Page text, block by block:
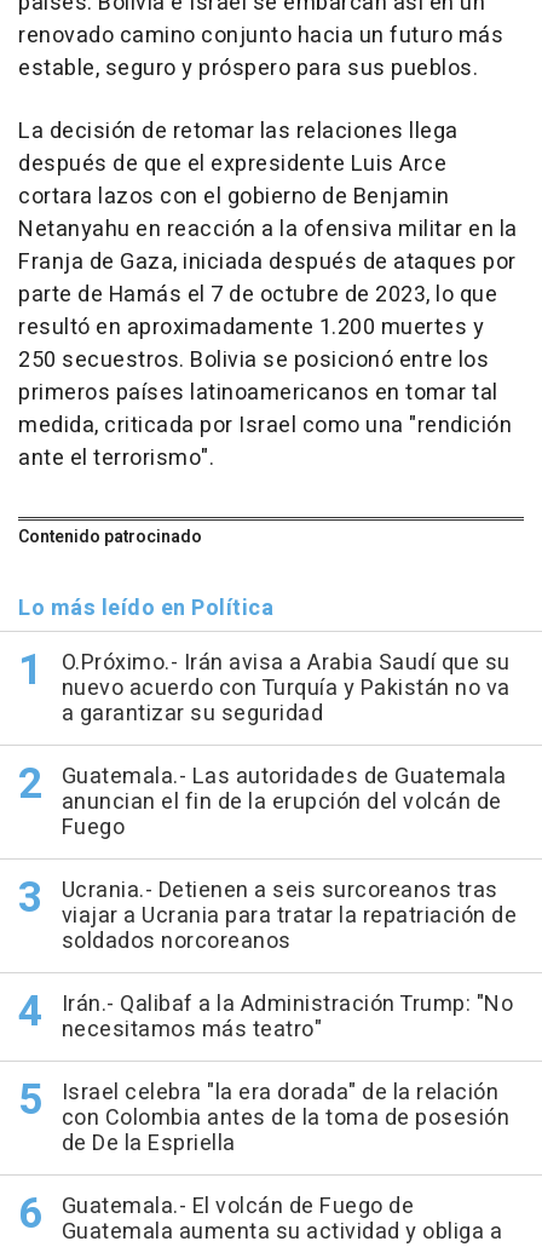
renovado camino conjunto hacia un futuro más
estable, seguro y próspero para sus pueblos.
La decisión de retomar las relaciones llega
después de que el expresidente Luis Arce
cortara lazos con el gobierno de Benjamin
Netanyahu en reacción a la ofensiva militar en la
Franja de Gaza, iniciada después de ataques por
parte de Hamás el 7 de octubre de 2023, lo que
resultó en aproximadamente 1.200 muertes y
250 secuestros. Bolivia se posicionó entre los
primeros países latinoamericanos en tomar tal
medida, criticada por Israel como una "rendición
ante el terrorismo".
Contenido patrocinado
Lo más leído en Política
O.Próximo.- Irán avisa a Arabia Saudí que su
nuevo acuerdo con Turquía y Pakistán no va
a garantizar su seguridad
Guatemala.- Las autoridades de Guatemala
anuncian el fin de la erupción del volcán de
Fuego
Ucrania.- Detienen a seis surcoreanos tras
viajar a Ucrania para tratar la repatriación de
soldados norcoreanos
Irán.- Qalibaf a la Administración Trump: "No
necesitamos más teatro"
Israel celebra "la era dorada" de la relación
con Colombia antes de la toma de posesión
de De la Espriella
Guatemala.- El volcán de Fuego de
Guatemala aumenta su actividad y obliga a